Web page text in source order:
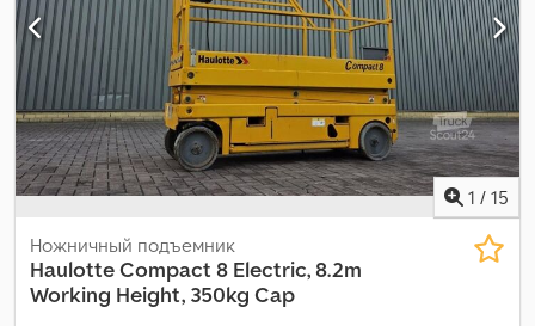
1 / 15
Ножничный подъемник
HaulotteCompact 8 Electric, 8.2m
Working Height, 350kg Cap